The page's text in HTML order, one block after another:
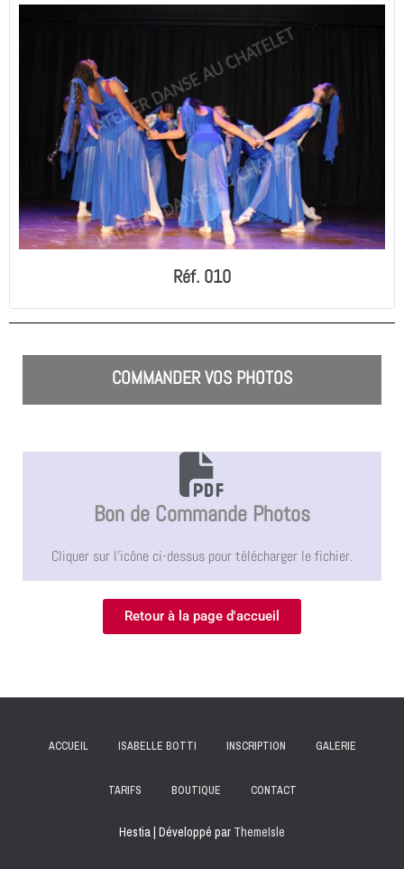
Réf. 010
COMMANDER VOS PHOTOS
Bon de Commande Photos
Cliquer sur l'icône ci-dessus pour télécharger le fichier.
Retour à la page d'accueil
ACCUEIL ISABELLE BOTTI INSCRIPTION GALERIE
TARIFS BOUTIQUE CONTACT
Hestia | Développé par ThemeIsle